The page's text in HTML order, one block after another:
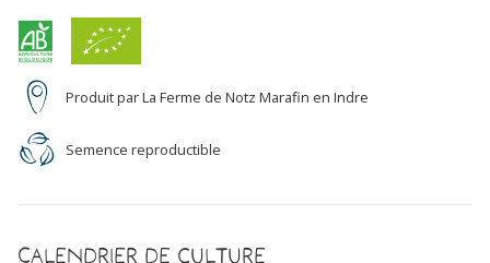
Produit par La Ferme de Notz Marafin en Indre
Semence reproductible
Calendrier de culture